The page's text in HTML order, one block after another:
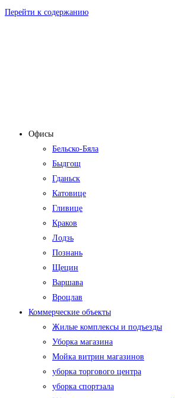
Перейти к содержанию
Офисы
Бельско-Бяла
Быдгощ
Гданьск
Катовице
Гливице
Краков
Лодзь
Познань
Щецин
Варшава
Вроцлав
Коммерческие объекты
Жилые комплексы и подъезды
Уборка магазина
Мойка витрин магазинов
уборка торгового центра
уборка спортзала